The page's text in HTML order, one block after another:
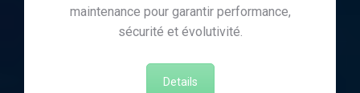
maintenance pour garantir performance,
sécurité et évolutivité.
Details